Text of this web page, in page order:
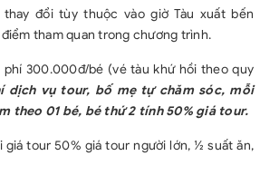
đổi tùy thuộc vào giờ Tàu xuất bến
tham quan trong chương trình.
300.000đ/bé (vé tàu khứ hồi theo quy
dịch vụ tour, bố mẹ tự chăm sóc, mỗi
theo 01 bé, bé thứ 2 tính 50% giá tour.
tour 50% giá tour người lớn, ½ suất ăn,